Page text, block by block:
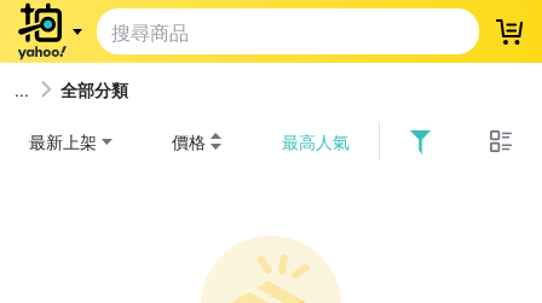
登
全部分類
最新上架 價格 最高人氣